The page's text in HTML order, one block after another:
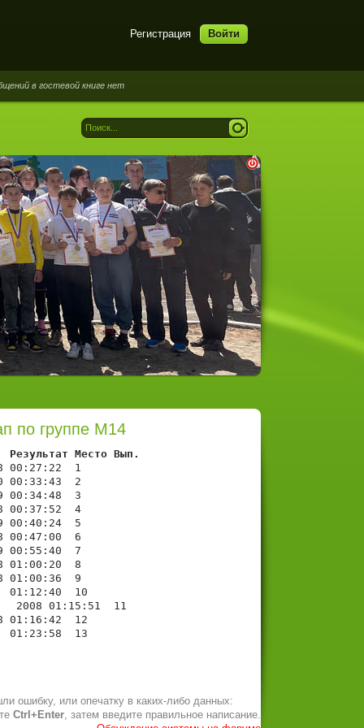
Регистрация Войти
гостевой книге нет
по группе М14
Результат Место Вып.
00:27:22  1
00:33:43  2
00:34:48  3
00:37:52  4
00:40:24  5
00:47:00  6
00:55:40  7
01:00:20  8
01:00:36  9
01:12:40  10
2008 01:15:51  11
01:16:42  12
01:23:58  13
ошибку, или опечатку в каких-либо данных:
Ctrl+Enter, затем введите правильное написание.